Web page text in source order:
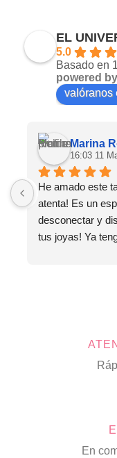
Las
opciones
se
la
página
de
producto
EL
5.0
Basado en
powered by
valóranos
Marina
16:03 11
He amado este
atenta! Es un
desconectar y
tus joyas! Ya
En